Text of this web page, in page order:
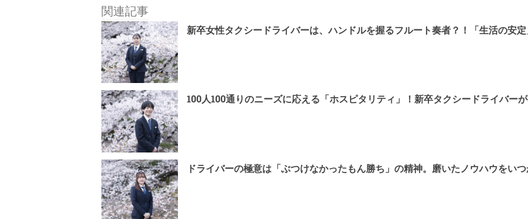
関連記事
新卒女性タクシードライバーは、ハンドルを握るフルート奏者？！「生活の安定
100人100通りのニーズに応える「ホスピタリティ」！新卒タクシードライバー
ドライバーの極意は「ぶつけなかったもん勝ち」の精神。磨いたノウハウをい